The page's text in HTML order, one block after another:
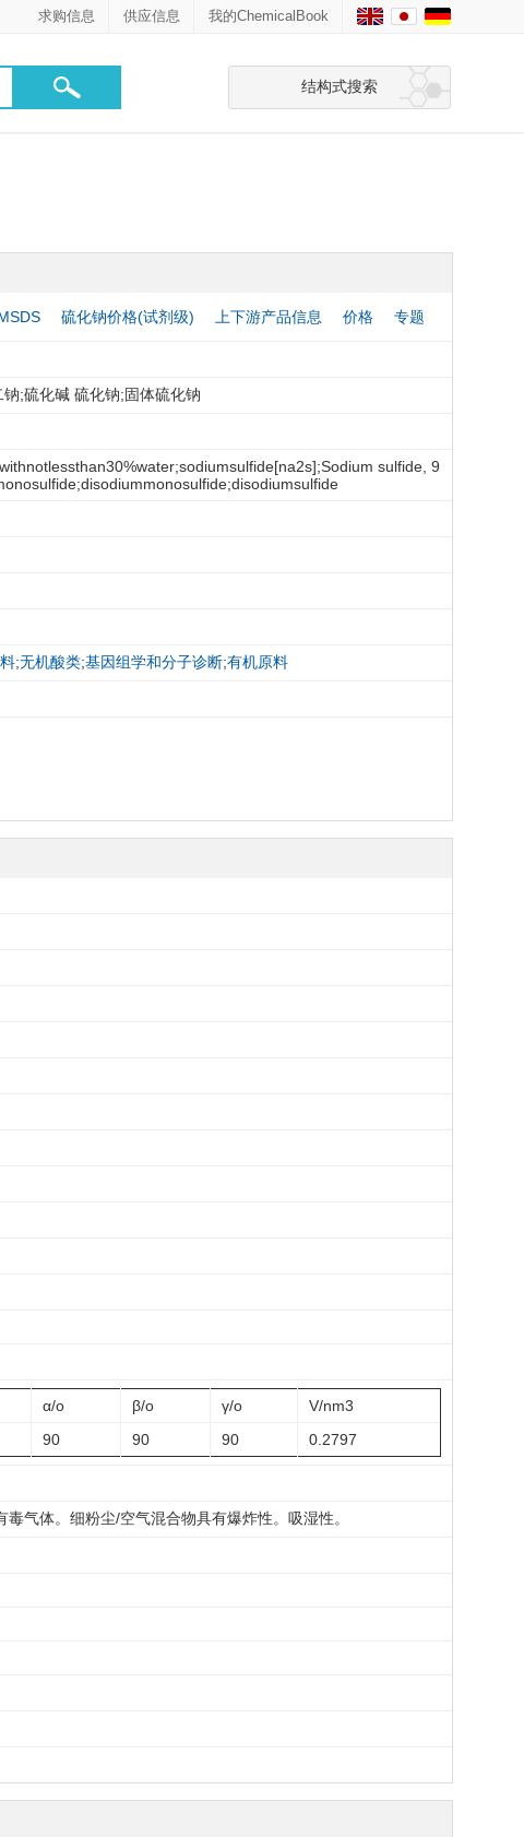
我的ChemicalBook
供应信息
求购信息
结构式搜索
硫化钠价格(试剂级) 上下游产品信息 价格 专题
;硫化碱 硫化钠;固体硫化钠
sulfide, 9
;无机酸类;基因组学和分子诊断;有机原料
α/o β/o γ/o
V/nm3
90 90 90 0.2797
气体。细粉尘/空气混合物具有爆炸性。吸湿性。